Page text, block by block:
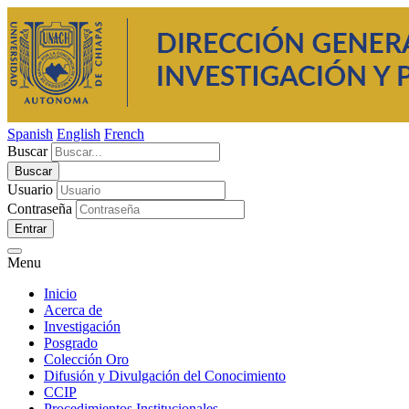
Spanish English French
Buscar
Usuario
Contraseña
Entrar
Menu
Inicio
Acerca de
Investigación
Posgrado
Colección Oro
Difusión y Divulgación del Conocimiento
CCIP